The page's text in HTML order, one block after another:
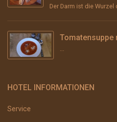
Tomatensuppe
HOTEL INFORMATIONEN
Service